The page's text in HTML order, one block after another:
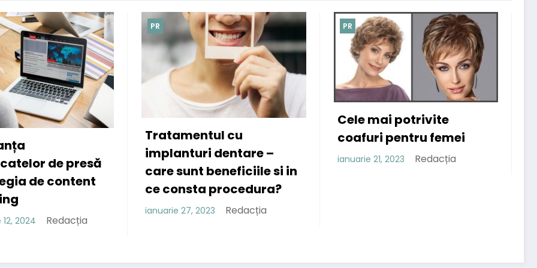
dentare –
sunt beneficiile si in
consta procedura?
27, 2023
PR
Cele mai potrivite
coafuri pentru femei
ianuarie 21, 2023 Redacția
PR
Afla ce beneficii au
cremele pentru psoriazis